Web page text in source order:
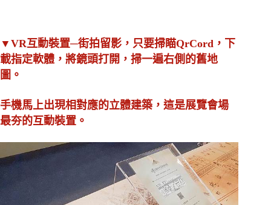
▼VR互動裝置─街拍留影，只要掃瞄QrCord，下
載指定軟體，將鏡頭打開，掃一遍右側的舊地
圖。
手機馬上出現相對應的立體建築，這是展覽會場
最夯的互動裝置。